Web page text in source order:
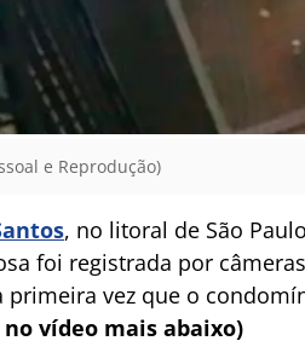
e Reprodução)
, no litoral de São
foi registrada por
vez que o
no vídeo mais abaixo)